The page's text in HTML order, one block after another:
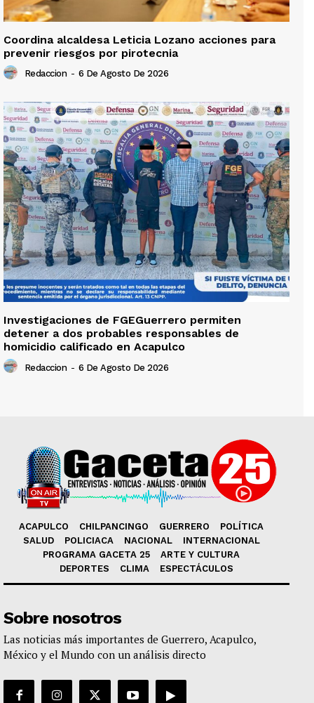
Coordina alcaldesa Leticia Lozano acciones para
prevenir riesgos por pirotecnia
Redaccion - 6 De Agosto De 2026
Investigaciones de FGEGuerrero permiten
detener a dos probables responsables de
homicidio calificado en Acapulco
Redaccion - 6 De Agosto De 2026
ACAPULCO CHILPANCINGO GUERRERO
POLÍTICA
SALUD
POLICIACA NACIONAL
INTERNACIONAL
PROGRAMA GACETA 25
ARTE Y CULTURA
DEPORTES
CLIMA ESPECTÁCULOS
Sobre nosotros
Las noticias más importantes de Guerrero, Acapulco,
México y el Mundo con un análisis directo